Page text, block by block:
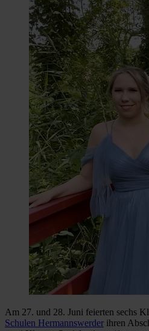
Am 27. und 28. Juni feierten sechs
Schulen Hermannswerder ihren